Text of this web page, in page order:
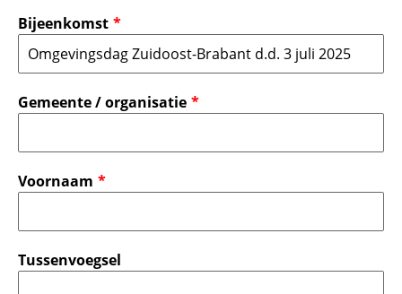
Bijeenkomst
Gemeente / organisatie
Voornaam
Tussenvoegsel